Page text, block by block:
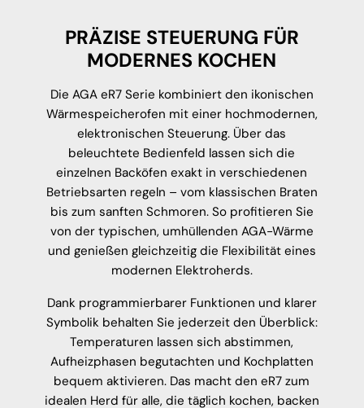
PRÄZISE STEUERUNG FÜR
MODERNES KOCHEN
Die AGA eR7 Serie kombiniert den ikonischen
Wärmespeicherofen mit einer hochmodernen,
elektronischen Steuerung. Über das
beleuchtete Bedienfeld lassen sich die
einzelnen Backöfen exakt in verschiedenen
Betriebsarten regeln – vom klassischen Braten
bis zum sanften Schmoren. So profitieren Sie
von der typischen, umhüllenden AGA-Wärme
und genießen gleichzeitig die Flexibilität eines
modernen Elektroherds.
Dank programmierbarer Funktionen und klarer
Symbolik behalten Sie jederzeit den Überblick:
Temperaturen lassen sich abstimmen,
Aufheizphasen begutachten und Kochplatten
bequem aktivieren. Das macht den eR7 zum
idealen Herd für alle, die täglich kochen, backen